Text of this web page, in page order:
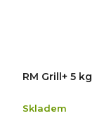
RM Grill+ 5 kg
Skladem